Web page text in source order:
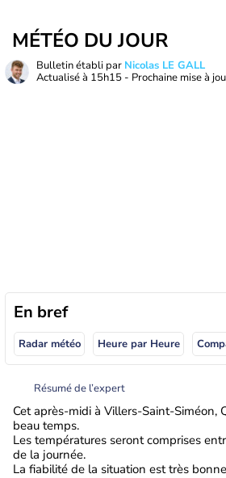
MÉTÉO DU JOUR
Bulletin établi par Nicolas LE GALL
Actualisé à 15h15 - Prochaine mise à
En bref
Radar météo Heure par Heure
Résumé de l’expert
Cet après-midi à Villers-Saint-Siméon,
beau temps.
Les températures seront comprises
de la journée.
La fiabilité de la situation est très